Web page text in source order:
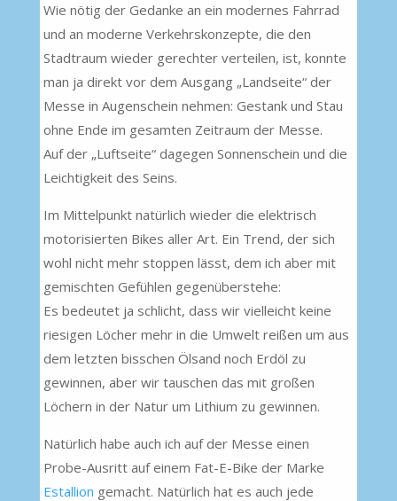
Wie nötig der Gedanke an ein modernes Fahrrad
und an moderne Verkehrskonzepte, die den
Stadtraum wieder gerechter verteilen, ist, konnte
man ja direkt vor dem Ausgang „Landseite“ der
Messe in Augenschein nehmen: Gestank und Stau
ohne Ende im gesamten Zeitraum der Messe.
Auf der „Luftseite“ dagegen Sonnenschein und die
Leichtigkeit des Seins.
Im Mittelpunkt natürlich wieder die elektrisch
motorisierten Bikes aller Art. Ein Trend, der sich
wohl nicht mehr stoppen lässt, dem ich aber mit
gemischten Gefühlen gegenüberstehe:
Es bedeutet ja schlicht, dass wir vielleicht keine
riesigen Löcher mehr in die Umwelt reißen um aus
dem letzten bisschen Ölsand noch Erdöl zu
gewinnen, aber wir tauschen das mit großen
Löchern in der Natur um Lithium zu gewinnen.
Natürlich habe auch ich auf der Messe einen
Probe-Ausritt auf einem Fat-E-Bike der Marke
Estallion gemacht. Natürlich hat es auch jede